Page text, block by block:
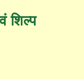
शिल्प